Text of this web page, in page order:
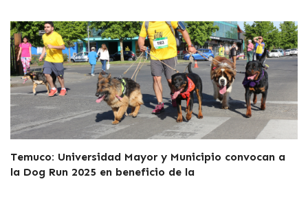
Temuco: Universidad Mayor y Municipio convocan a
la Dog Run 2025 en beneficio de la